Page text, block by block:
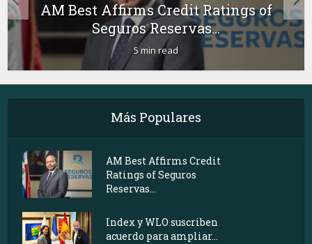
AM Best Affirms Credit Ratings of
Seguros Reservas...
5 min read
Más Populares
AM Best Affirms Credit
Ratings of Seguros
Reservas...
Index y WLO suscriben
acuerdo para ampliar...